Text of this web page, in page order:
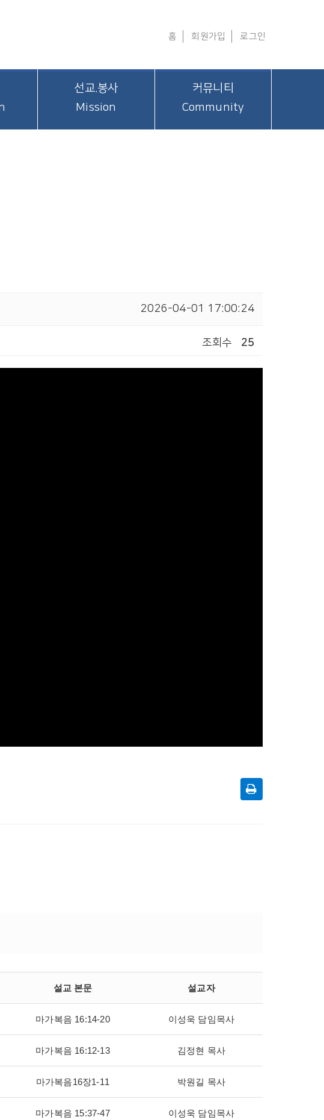
홈 회원가입 로그인
선교.봉사
Mission
커뮤니티
Community
2026-04-01 17:00:24
조회수 25
설교 본문 설교자
마가복음 16:14-20 이성욱 담임목사
마가복음 16:12-13 김정현 목사
마가복음16장1-11 박원길 목사
마가복음 15:37-47 이성욱 담임목사